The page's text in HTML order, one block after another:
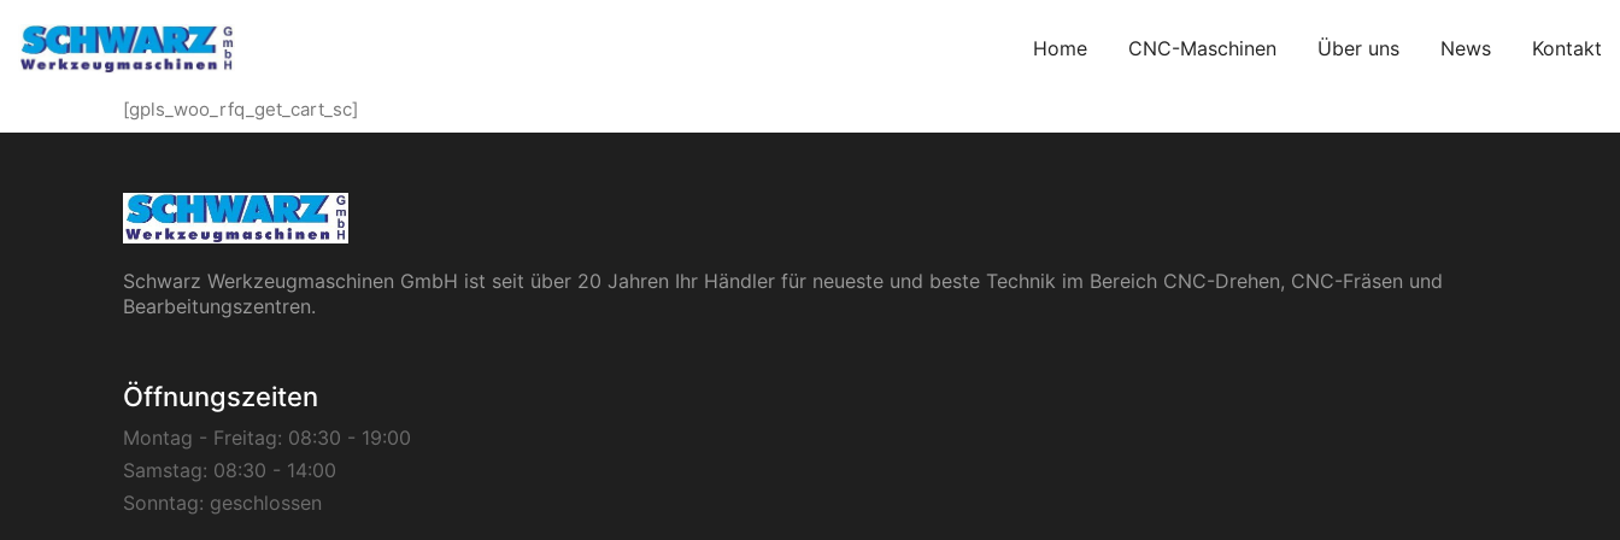
Home CNC-Maschinen Über uns News Kontakt
[gpls_woo_rfq_get_cart_sc]
Schwarz Werkzeugmaschinen GmbH ist seit über 20 Jahren Ihr Händler für neueste und beste Technik im Bereich CNC-Drehen, CNC-Fräsen und
Bearbeitungszentren.
Öffnungszeiten
Montag - Freitag: 08:30 - 19:00
Samstag: 08:30 - 14:00
Sonntag: geschlossen